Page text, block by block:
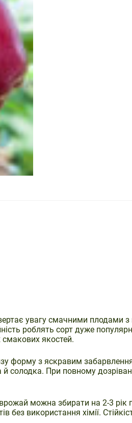
увагу смачними плодами
роблять сорт дуже
смакових якостей.
форму з яскравим
солодка. При повному
можна збирати на 2-3 рік
використання хімії.